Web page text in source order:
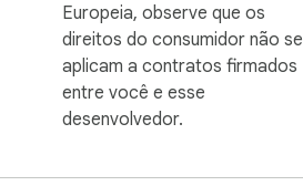
Europeia, observe que os
direitos do consumidor não se
aplicam a contratos firmados
entre você e esse
desenvolvedor.